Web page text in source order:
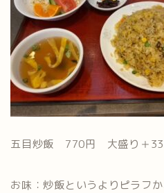
五目炒飯 770円 大盛り＋
お味：炒飯というよりピラフ